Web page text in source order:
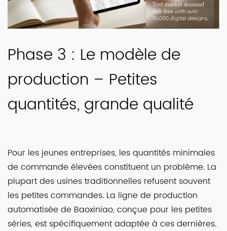
Phase 3 : Le modèle de
production – Petites
quantités, grande qualité
Pour les jeunes entreprises, les quantités minimales
de commande élevées constituent un problème. La
plupart des usines traditionnelles refusent souvent
les petites commandes. La ligne de production
automatisée de Baoxiniao, conçue pour les petites
séries, est spécifiquement adaptée à ces dernières.